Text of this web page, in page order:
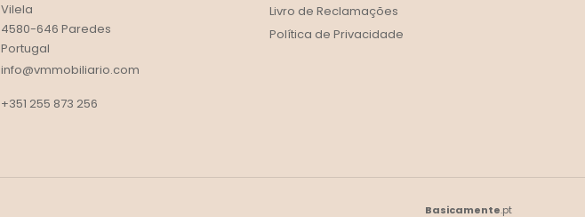
Vilela
4580-646 Paredes
Portugal
info@vmmobiliario.com
+351 255 873 256
Livro de Reclamações
Política de Privacidade
Basicamente.pt